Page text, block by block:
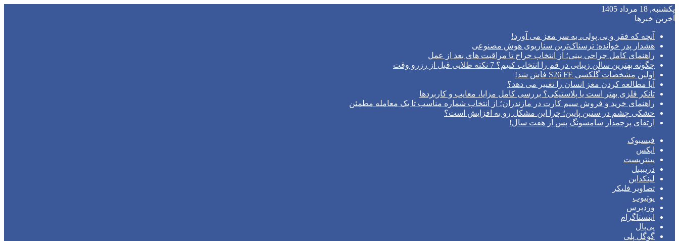
یکشنبه, 18 مرداد 1405
آخرین خبرها
آنچه که فقر و بی‌ پولی، به سر مغز می‌ آورد!
هشدار پدر خوانده: ترسناک‌ترین سناریوی هوش مصنوعی
راهنمای کامل جراحی بینی؛ از انتخاب جراح تا مراقبت های بعد از عمل
چگونه بهترین سالن زیبایی در قم را انتخاب کنیم؟ 7 نکته طلایی قبل از رزرو وقت
اولین مشخصات گلکسی S26 FE فاش شد!
آیا مطالعه کردن مغز انسان را تغییر می‌ دهد؟
تانکر فلزی بهتر است یا پلاستیکی؟ بررسی کامل مزایا، معایب و کاربردها
راهنمای خرید و فروش سیم کارت در مازندران؛ از انتخاب شماره مناسب تا یک معامله مطمئن
خشکی چشم در سنین پایین؛ چرا این مشکل رو به افزایش است؟
ارتقای پرچمدار سامسونگ پس از هفت سال!
فیسبوک
ایکس
پینتریست
دریبببل
لینکداین
تصاویر فلیکر
یوتیوب
وردپرس
اینستاگرام
پی‌پال
گوگل پلی